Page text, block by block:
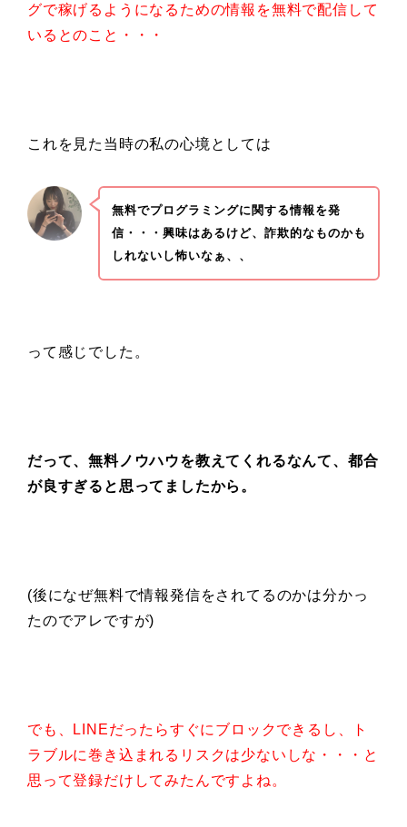
グで稼げるようになるための情報を無料で配信して
いるとのこと・・・
これを見た当時の私の心境としては
無料でプログラミングに関する情報を発
信・・・興味はあるけど、詐欺的なものかも
しれないし怖いなぁ、、
って感じでした。
だって、無料ノウハウを教えてくれるなんて、都合
が良すぎると思ってましたから。
(後になぜ無料で情報発信をされてるのかは分かっ
たのでアレですが)
でも、LINEだったらすぐにブロックできるし、ト
ラブルに巻き込まれるリスクは少ないしな・・・と
思って登録だけしてみたんですよね。